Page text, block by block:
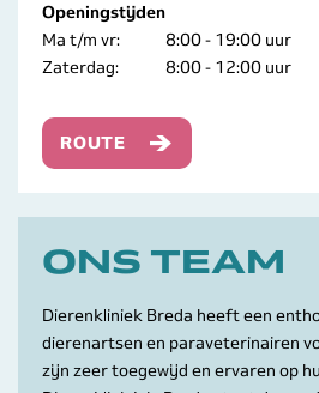
ROUTE
Openingstijden
Ma t/m vr:
8:00 - 19:00 uur
Zaterdag:
8:00 - 12:00 uur
ONS TEAM
Dierenkliniek Breda heeft een
dierenartsen en paraveterinairen
zijn zeer toegewijd en ervaren op